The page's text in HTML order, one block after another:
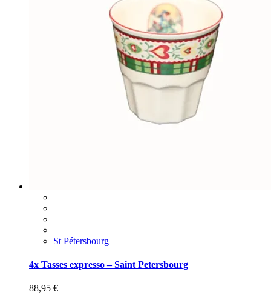
St Pétersbourg
4x Tasses expresso – Saint Petersbourg
88,95 €